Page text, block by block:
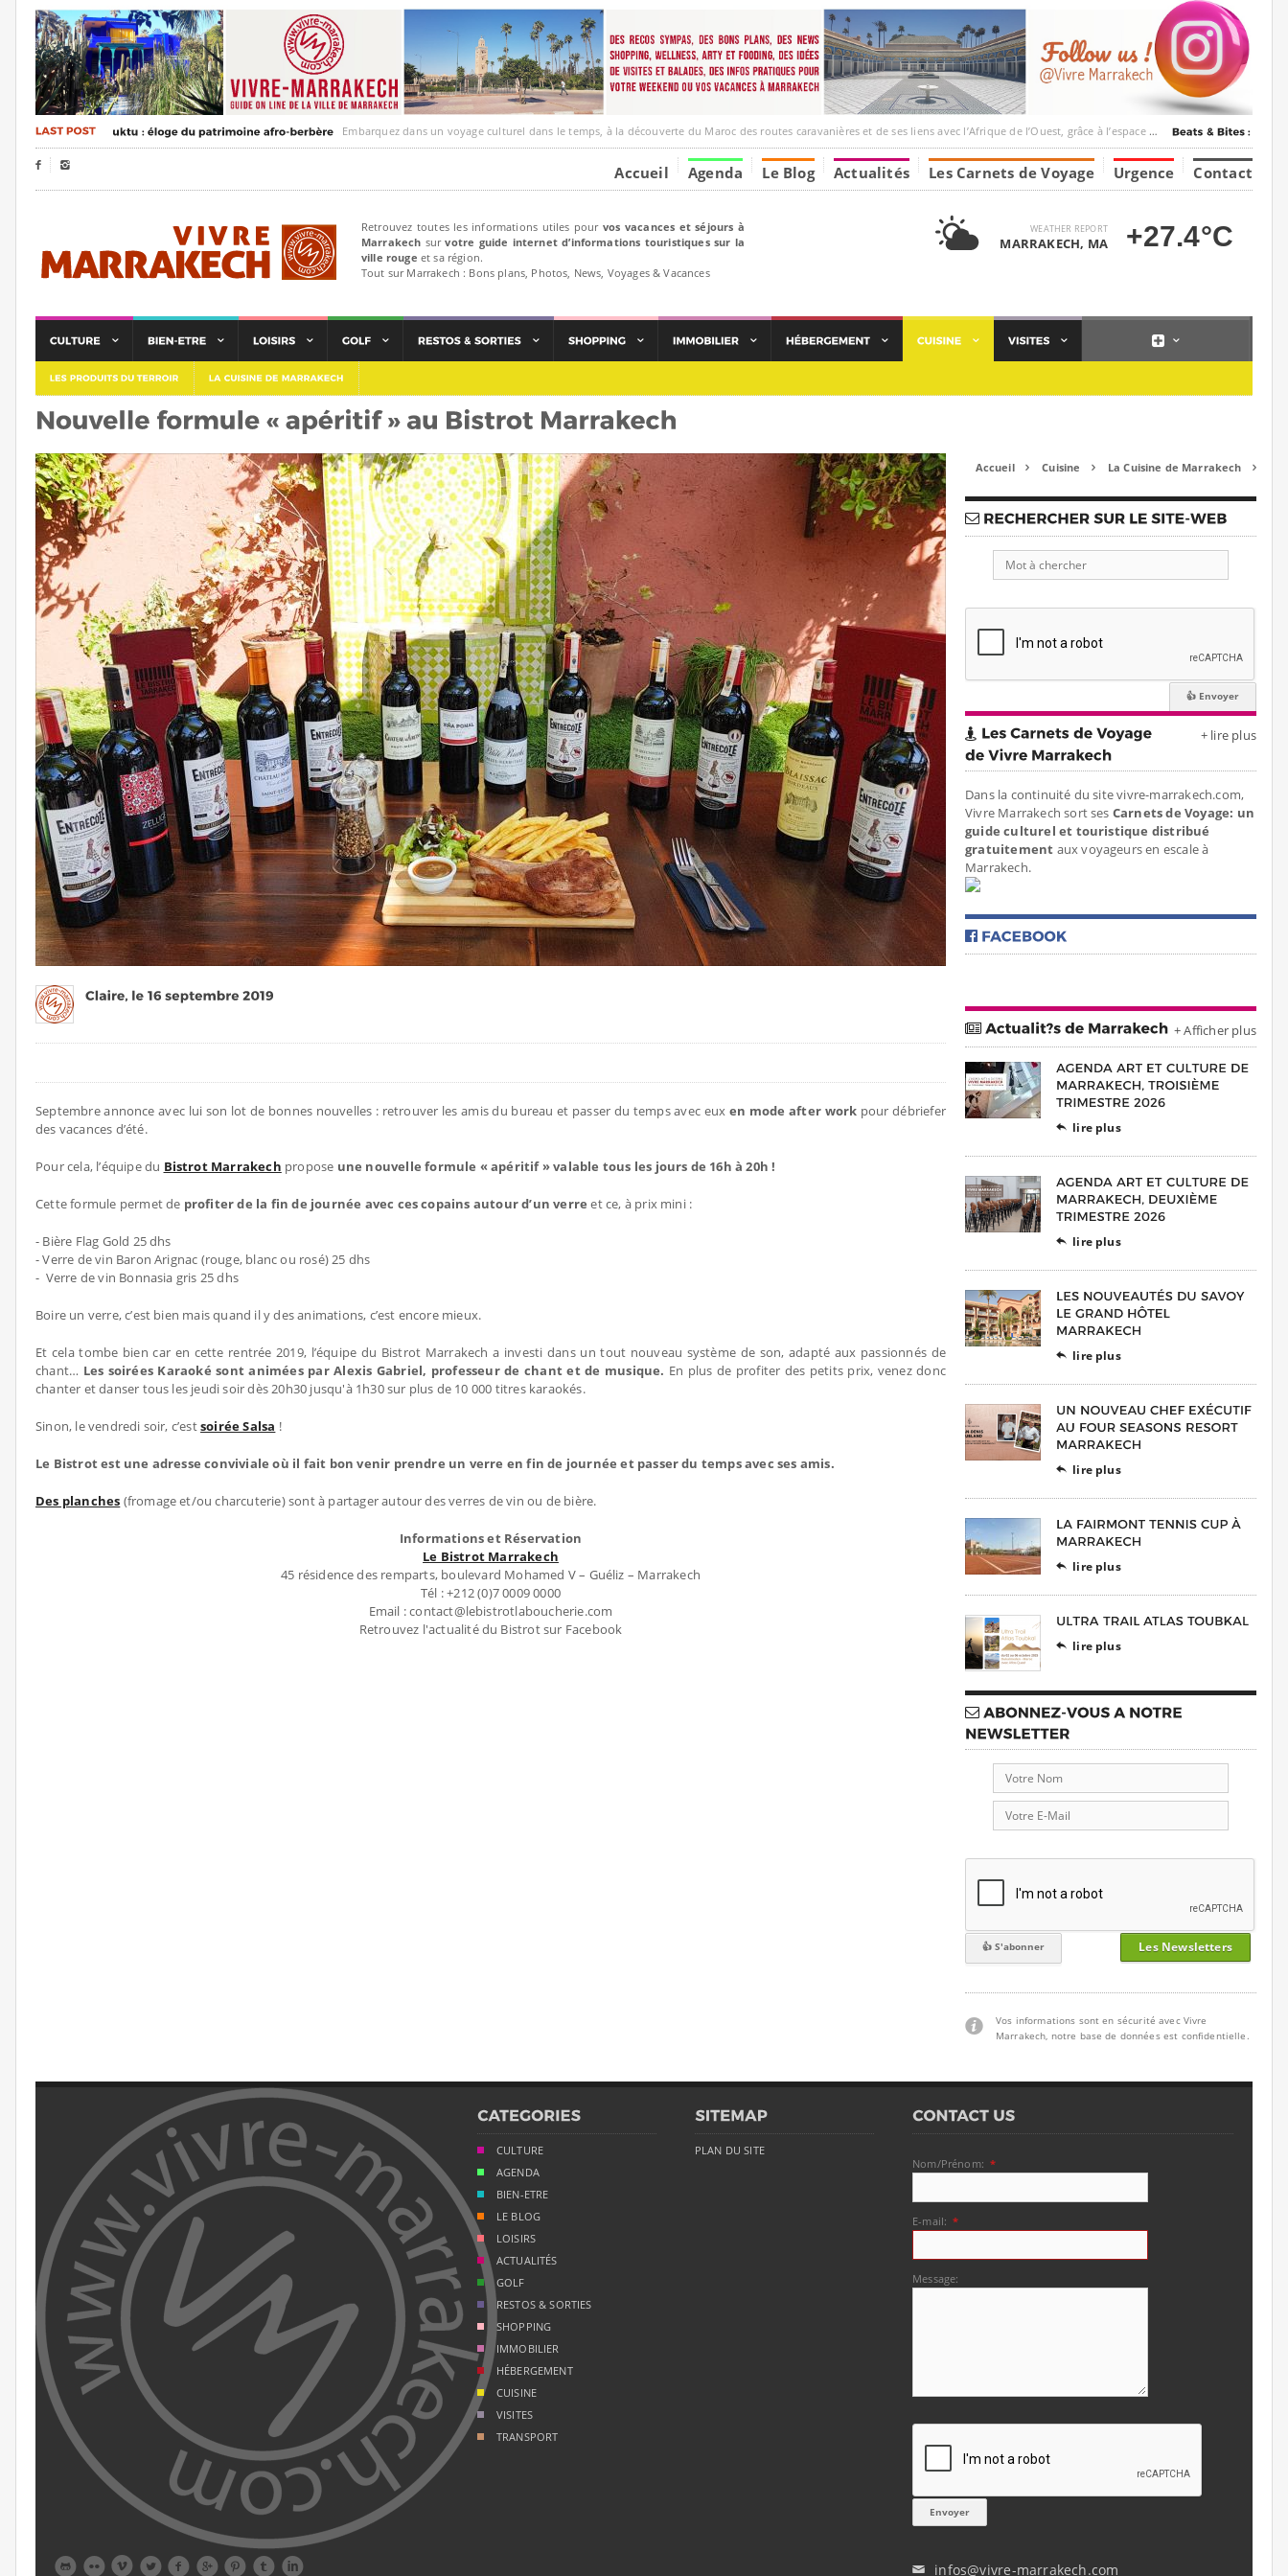
Embarquez dans un voyage culturel dans le temps, à la découverte du Maroc des routes caravanières et de ses liens avec l’Afrique de l’Ouest, grâce à l’espace Marrakesh-Tumbuktu.
  Accueil Agenda Le Blog Actualités Les Carnets de Voyage Urgence Contact
Retrouvez toutes les informations utiles pour vos vacances et séjours à
Marrakech survotre guide internet d’informations touristiques sur la
ville rouge et sa région.
Tout sur Marrakech : Bons plans, Photos, News, Voyages & Vacances
WEATHER REPORT
MARRAKECH, MA +27.4°C
Septembre annonce avec lui son lot de bonnes nouvelles : retrouver les amis du bureau et passer du temps avec eux en mode after work pour débriefer
des vacances d’été.
Pour cela, l’équipe du Bistrot Marrakech propose une nouvelle formule « apéritif » valable tous les jours de 16h à 20h !
Cette formule permet de profiter de la fin de journée avec ces copains autour d’un verre et ce, à prix mini :
- Bière Flag Gold 25 dhs
- Verre de vin Baron Arignac (rouge, blanc ou rosé) 25 dhs
- Verre de vin Bonnasia gris 25 dhs
Boire un verre, c’est bien mais quand il y des animations, c’est encore mieux.
Et cela tombe bien car en cette rentrée 2019, l’équipe du Bistrot Marrakech a investi dans un tout nouveau système de son, adapté aux passionnés de
chant… Les soirées Karaoké sont animées par Alexis Gabriel, professeur de chant et de musique. En plus de profiter des petits prix, venez donc
chanter et danser tous les jeudi soir dès 20h30 jusqu'à 1h30 sur plus de 10 000 titres karaokés.
Sinon, le vendredi soir, c’estsoirée Salsa !
Le Bistrot est une adresse conviviale où il fait bon venir prendre un verre en fin de journée et passer du temps avec ses amis.
Des planches (fromage et/ou charcuterie) sont à partager autour des verres de vin ou de bière.
Informations et Réservation
Le Bistrot Marrakech
45 résidence des remparts, boulevard Mohamed V – Guéliz – Marrakech
Tél : +212 (0)7 0009 0000
Email : contact@lebistrotlaboucherie.com
Retrouvez l'actualité du Bistrot sur Facebook
Accueil  Cuisine  La Cuisine de Marrakech 
+ lire plus
Dans la continuité du site vivre-marrakech.com,
Vivre Marrakech sort ses Carnets de Voyage: un
guide culturel et touristique distribué
gratuitement aux voyageurs en escale à
Marrakech.
+ Afficher plus
 lire plus
 lire plus
 lire plus
 lire plus
 lire plus
 lire plus
Les Newsletters
Vos informations sont en sécurité avec Vivre
Marrakech, notre base de données est confidentielle.
        
CULTURE
AGENDA
BIEN-ETRE
LE BLOG
LOISIRS
ACTUALITÉS
GOLF
RESTOS & SORTIES
SHOPPING
IMMOBILIER
HÉBERGEMENT
CUISINE
VISITES
TRANSPORT
PLAN DU SITE
Nom/Prénom: *
E-mail: *
Message:
✉ infos@vivre-marrakech.com